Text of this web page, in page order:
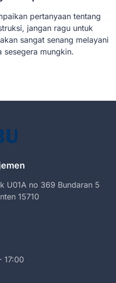
pertanyaan tentang
jangan ragu untuk
sangat senang melayani
sesegera mungkin.
U01A no 369 Bundaran 5
15710
17:00